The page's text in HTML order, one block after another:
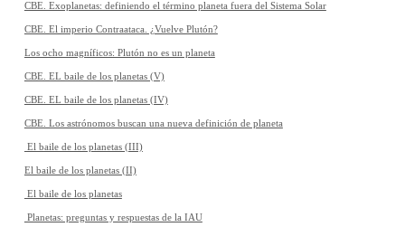
CBE. Exoplanetas: definiendo el término planeta fuera del Sistema Solar
CBE. El imperio Contraataca. ¿Vuelve Plutón?
Los ocho magníficos: Plutón no es un planeta
CBE. EL baile de los planetas (V)
CBE. EL baile de los planetas (IV)
CBE. Los astrónomos buscan una nueva definición de planeta
El baile de los planetas (III)
El baile de los planetas (II)
El baile de los planetas
Planetas: preguntas y respuestas de la IAU